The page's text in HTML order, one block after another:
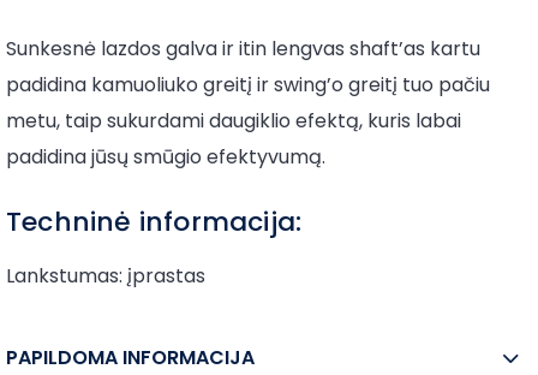
Sunkesnė lazdos galva ir itin lengvas shaft’as kartu
padidina kamuoliuko greitį ir swing’o greitį tuo pačiu
metu, taip sukurdami daugiklio efektą, kuris labai
padidina jūsų smūgio efektyvumą.
Techninė informacija:
Lankstumas: įprastas
PAPILDOMA INFORMACIJA